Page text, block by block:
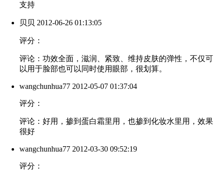
支持
贝贝 2012-06-26 01:13:05
评分：
评论：功效全面，滋润、紧致、维持皮肤的弹性，不仅可
以用于脸部也可以同时使用眼部，很划算。
wangchunhua77 2012-05-07 01:37:04
评分：
评论：好用，掺到蛋白霜里用，也掺到化妆水里用，效果
很好
wangchunhua77 2012-03-30 09:52:19
评分：